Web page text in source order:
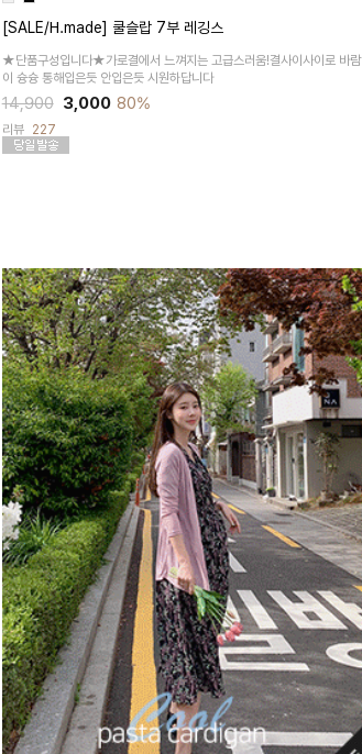
[SALE/H.made] 쿨슬랍 7부 레깅스
★단품구성입니다★가로결에서 느껴지는 고급스러움!결사이사이로 바람
이 슝슝 통해입은듯 안입은듯 시원하답니다
14,900 3,000 80%
리뷰 227